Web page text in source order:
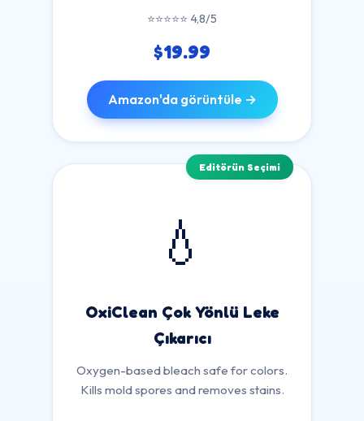
⭐⭐⭐⭐⭐ 4,8/5
$19.99
Amazon'da görüntüle →
Editörün Seçimi
💧
OxiClean Çok Yönlü Leke
Çıkarıcı
Oxygen-based bleach safe for colors.
Kills mold spores and removes stains.